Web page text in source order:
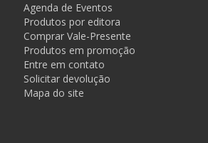
Agenda de Eventos
Produtos por editora
Comprar Vale-Presente
Produtos em promoção
Entre em contato
Solicitar devolução
Mapa do site